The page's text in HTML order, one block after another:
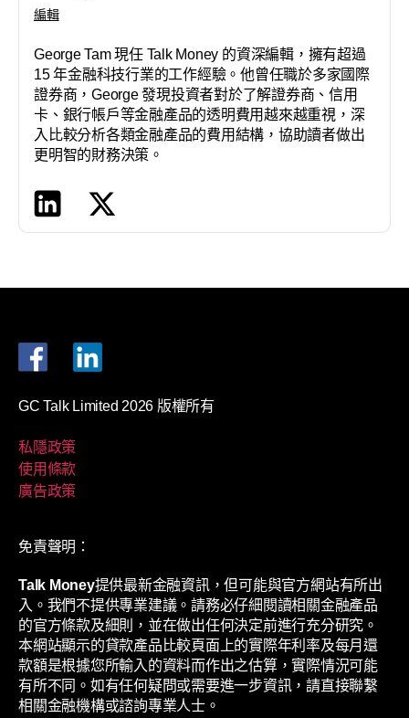
編輯
George Tam 現任 Talk Money 的資深編輯，擁有超過
15 年金融科技行業的工作經驗。他曾任職於多家國際
證券商，George 發現投資者對於了解證券商、信用
卡、銀行帳戶等金融產品的透明費用越來越重視，深
入比較分析各類金融產品的費用結構，協助讀者做出
更明智的財務決策。
GC Talk Limited 2026 版權所有
私隱政策
使用條款
廣告政策
免責聲明：
Talk Money提供最新金融資訊，但可能與官方網站有所出
入。我們不提供專業建議。請務必仔細閱讀相關金融產品
的官方條款及細則，並在做出任何決定前進行充分研究。
本網站顯示的貸款產品比較頁面上的實際年利率及每月還
款額是根據您所輸入的資料而作出之估算，實際情況可能
有所不同。如有任何疑問或需要進一步資訊，請直接聯繫
相關金融機構或諮詢專業人士。